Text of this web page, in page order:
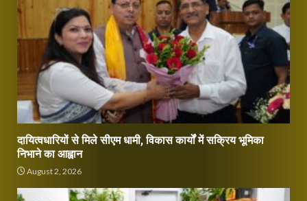
दायित्वधारियों से मिले सीएम धामी, विकास कार्यों में सक्रिय भूमिका
निभाने का आह्वान
August 2, 2026